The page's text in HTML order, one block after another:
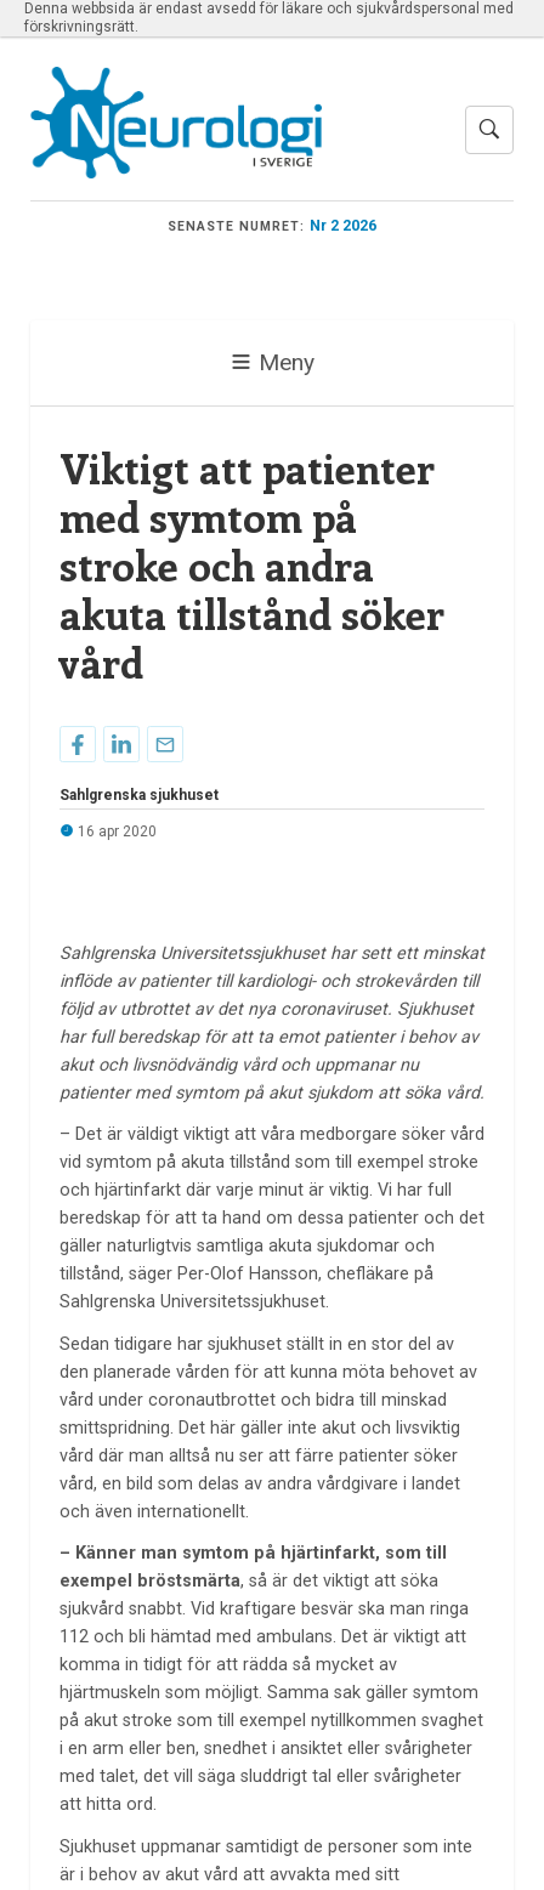
Denna webbsida är endast avsedd för läkare och sjukvårdspersonal med
förskrivningsrätt.
SENASTE NUMRET: Nr 2 2026
Meny
Viktigt att patienter
med symtom på
stroke och andra
akuta tillstånd söker
vård
Sahlgrenska sjukhuset
16 apr 2020
Sahlgrenska Universitetssjukhuset har sett ett minskat
inflöde av patienter till kardiologi- och strokevården till
följd av utbrottet av det nya coronaviruset. Sjukhuset
har full beredskap för att ta emot patienter i behov av
akut och livsnödvändig vård och uppmanar nu
patienter med symtom på akut sjukdom att söka vård.
– Det är väldigt viktigt att våra medborgare söker vård
vid symtom på akuta tillstånd som till exempel stroke
och hjärtinfarkt där varje minut är viktig. Vi har full
beredskap för att ta hand om dessa patienter och det
gäller naturligtvis samtliga akuta sjukdomar och
tillstånd, säger Per-Olof Hansson, chefläkare på
Sahlgrenska Universitetssjukhuset.
Sedan tidigare har sjukhuset ställt in en stor del av
den planerade vården för att kunna möta behovet av
vård under coronautbrottet och bidra till minskad
smittspridning. Det här gäller inte akut och livsviktig
vård där man alltså nu ser att färre patienter söker
vård, en bild som delas av andra vårdgivare i landet
och även internationellt.
– Känner man symtom på hjärtinfarkt, som till
exempel bröstsmärta, så är det viktigt att söka
sjukvård snabbt. Vid kraftigare besvär ska man ringa
112 och bli hämtad med ambulans. Det är viktigt att
komma in tidigt för att rädda så mycket av
hjärtmuskeln som möjligt. Samma sak gäller symtom
på akut stroke som till exempel nytillkommen svaghet
i en arm eller ben, snedhet i ansiktet eller svårigheter
med talet, det vill säga sluddrigt tal eller svårigheter
att hitta ord.
Sjukhuset uppmanar samtidigt de personer som inte
är i behov av akut vård att avvakta med sitt